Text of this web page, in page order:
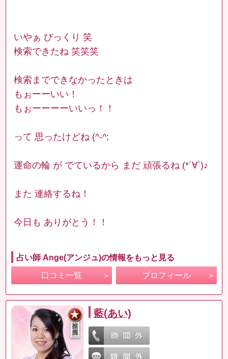
いやぁ びっくり 笑
検索できたね 笑笑笑
検索までできなかったときは
もぉーーいい！
もぉーーーーいいっ！！
って 思ったけどね (^-^;
運命の輪 が でているから まだ 頑張るね (*´∀`)♪
また 連絡するね！
今日も ありがとう！！
占い師 Ange(アンジュ)の情報をもっと見る
口コミ一覧 プロフィール
藍(あい)